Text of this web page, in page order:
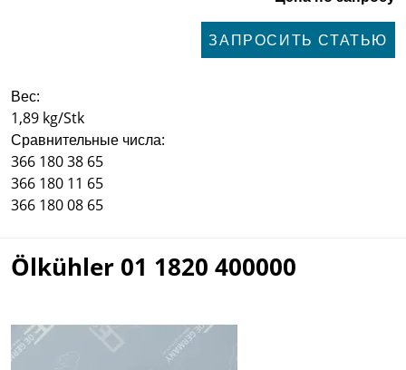
ЗАПРОСИТЬ СТАТЬЮ
Вес:
1,89 kg/Stk
Сравнительные числа:
366 180 38 65
366 180 11 65
366 180 08 65
Ölkühler 01 1820 400000